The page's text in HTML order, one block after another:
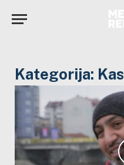
Kategorija: